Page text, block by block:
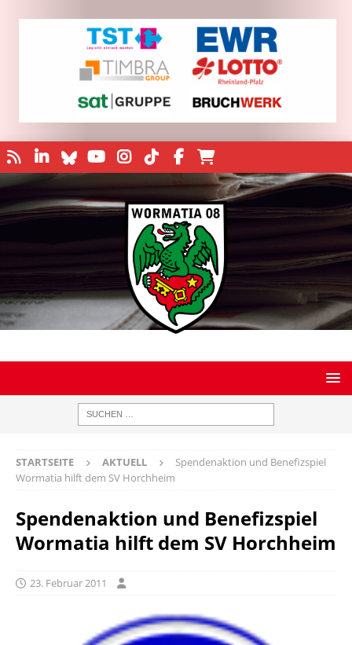
STARTSEITE AKTUELL
Spendenaktion und Benefizspiel 
Wormatia hilft dem SV Horchheim
Spendenaktion und Benefizspiel 
Wormatia hilft dem SV Horchheim
23. Februar 2011